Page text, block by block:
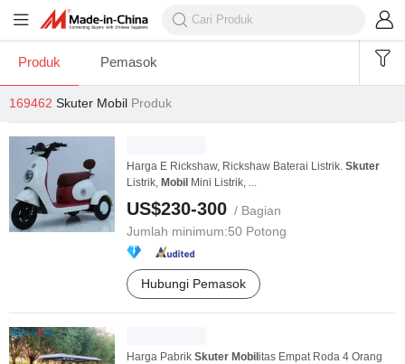
Produk Pemasok
169462 Skuter Mobil Produk
Harga E Rickshaw, Rickshaw Baterai Listrik. Skuter
Listrik, Mobil Mini Listrik, ...
US$230-300 / Bagian
Jumlah minimum:50 Potong
Hubungi Pemasok
Harga Pabrik Skuter Mobil itas Empat Roda 4 Orang